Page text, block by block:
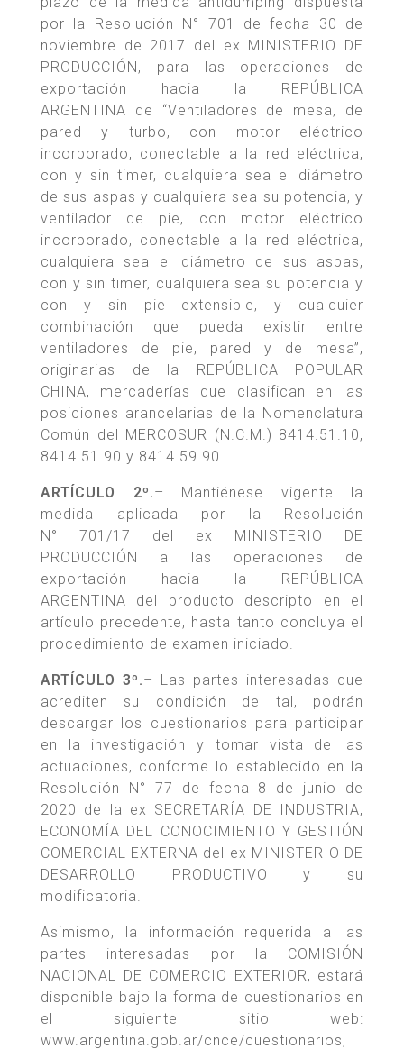
por la Resolución N° 701 de fecha 30 de
noviembre de 2017 del ex MINISTERIO DE
PRODUCCIÓN, para las operaciones de
exportación hacia la REPÚBLICA
ARGENTINA de “Ventiladores de mesa, de
pared y turbo, con motor eléctrico
incorporado, conectable a la red eléctrica,
con y sin timer, cualquiera sea el diámetro
de sus aspas y cualquiera sea su potencia, y
ventilador de pie, con motor eléctrico
incorporado, conectable a la red eléctrica,
cualquiera sea el diámetro de sus aspas,
con y sin timer, cualquiera sea su potencia y
con y sin pie extensible, y cualquier
combinación que pueda existir entre
ventiladores de pie, pared y de mesa”,
originarias de la REPÚBLICA POPULAR
CHINA, mercaderías que clasifican en las
posiciones arancelarias de la Nomenclatura
Común del MERCOSUR (N.C.M.) 8414.51.10,
8414.51.90 y 8414.59.90.
ARTÍCULO 2º.– Mantiénese vigente la
medida aplicada por la Resolución
N° 701/17 del ex MINISTERIO DE
PRODUCCIÓN a las operaciones de
exportación hacia la REPÚBLICA
ARGENTINA del producto descripto en el
artículo precedente, hasta tanto concluya el
procedimiento de examen iniciado.
ARTÍCULO 3º.– Las partes interesadas que
acrediten su condición de tal, podrán
descargar los cuestionarios para participar
en la investigación y tomar vista de las
actuaciones, conforme lo establecido en la
Resolución N° 77 de fecha 8 de junio de
2020 de la ex SECRETARÍA DE INDUSTRIA,
ECONOMÍA DEL CONOCIMIENTO Y GESTIÓN
COMERCIAL EXTERNA del ex MINISTERIO DE
DESARROLLO PRODUCTIVO y su
modificatoria.
Asimismo, la información requerida a las
partes interesadas por la COMISIÓN
NACIONAL DE COMERCIO EXTERIOR, estará
disponible bajo la forma de cuestionarios en
el siguiente sitio web:
www.argentina.gob.ar/cnce/cuestionarios,